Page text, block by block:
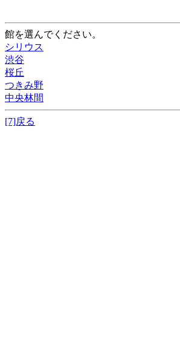
館を選んでください。
シリウス
渋谷
桜丘
つきみ野
中央林間
[7]戻る